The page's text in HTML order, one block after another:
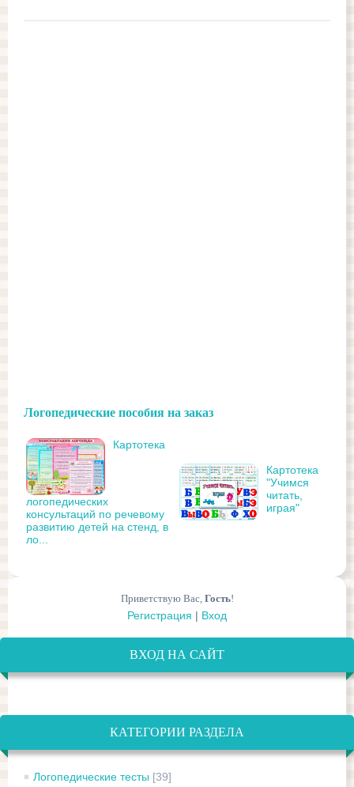
Логопедические пособия на заказ
Картотека
логопедических
консультаций по речевому
развитию детей на стенд, в
ло...
Картотека
"Учимся
читать,
играя"
Приветствую Вас, Гость!
Регистрация | Вход
ВХОД НА САЙТ
КАТЕГОРИИ РАЗДЕЛА
Логопедические тесты [39]